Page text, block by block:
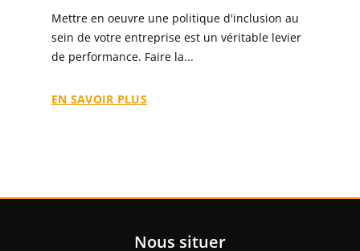
Mettre en oeuvre une politique d'inclusion au
sein de votre entreprise est un véritable levier
de performance. Faire la...
EN SAVOIR PLUS
Nous situer